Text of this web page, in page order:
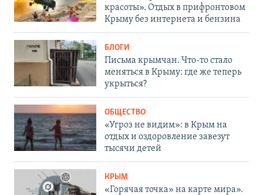
красоты». Отдых в прифронтовом
Крыму без интернета и бензина
БЛОГИ
Письма крымчан. Что-то стало
меняться в Крыму: где же теперь
укрыться?
ОБЩЕСТВО
«Угроз не видим»: в Крым на
отдых и оздоровление завезут
тысячи детей
КРЫМ
«Горячая точка» на карте мира».